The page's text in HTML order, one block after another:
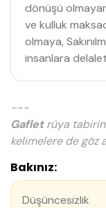
dönüşü
ve kulluk
olmaya,
insanlara
---
Gafletrüya
kelimelere de göz
Bakınız:
Düşüncesizlik